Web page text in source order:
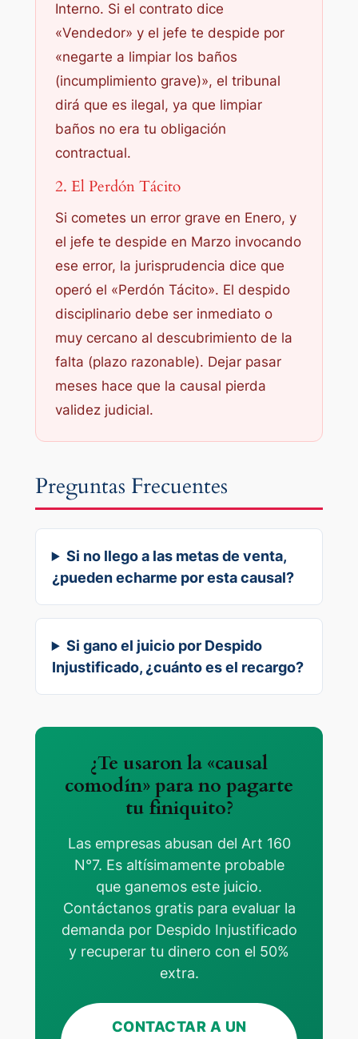
Interno. Si el contrato dice
«Vendedor» y el jefe te despide por
«negarte a limpiar los baños
(incumplimiento grave)», el tribunal
dirá que es ilegal, ya que limpiar
baños no era tu obligación
contractual.
2. El Perdón Tácito
Si cometes un error grave en Enero, y
el jefe te despide en Marzo invocando
ese error, la jurisprudencia dice que
operó el «Perdón Tácito». El despido
disciplinario debe ser inmediato o
muy cercano al descubrimiento de la
falta (plazo razonable). Dejar pasar
meses hace que la causal pierda
validez judicial.
Preguntas Frecuentes
Si no llego a las metas de venta,
¿pueden echarme por esta causal?
Si gano el juicio por Despido
Injustificado, ¿cuánto es el recargo?
¿Te usaron la «causal
comodín» para no pagarte
tu finiquito?
Las empresas abusan del Art 160
N°7. Es altísimamente probable
que ganemos este juicio.
Contáctanos gratis para evaluar la
demanda por Despido Injustificado
y recuperar tu dinero con el 50%
extra.
CONTACTAR A UN